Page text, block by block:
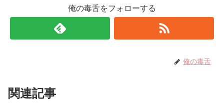
俺の毒舌をフォローする
俺の毒舌
関連記事